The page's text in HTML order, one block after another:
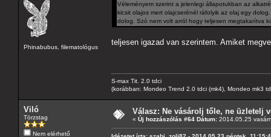
Phinabubus, filematológus
Véleményem szerint a jelenlegi állapotukban az
kicsit olajos mert olajcserénél ráfolyik az olaj egy
dolog. Szó nem volt arról hogy teljesen megtakarítva
teljesen igazad van szerintem. Amiket
S-max Tit. 2.0 tdci
(korábban: Mondeo Trend 2.0 tdci (mk4), Mondeo mk3
Viló
Törzstag
Nem elérhető
Válasz: Ne vásárolj tőle, ne üzletelj
« Új hozzászólás #64 Dátum: 2014.05.25